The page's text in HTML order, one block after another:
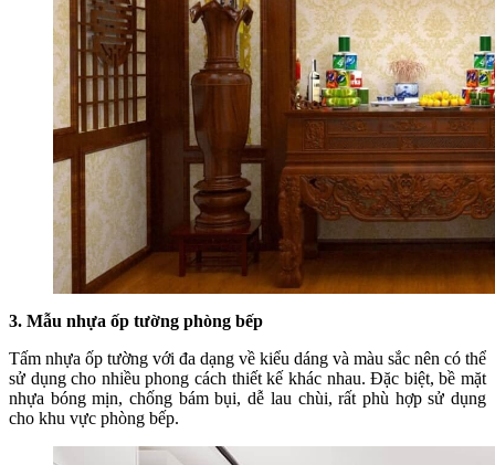
3. Mẫu nhựa ốp tường phòng bếp
Tấm nhựa ốp tường với đa dạng về kiểu dáng và màu sắc nên có thể
sử dụng cho nhiều phong cách thiết kế khác nhau. Đặc biệt, bề mặt
nhựa bóng mịn, chống bám bụi, dễ lau chùi, rất phù hợp sử dụng
cho khu vực phòng bếp.